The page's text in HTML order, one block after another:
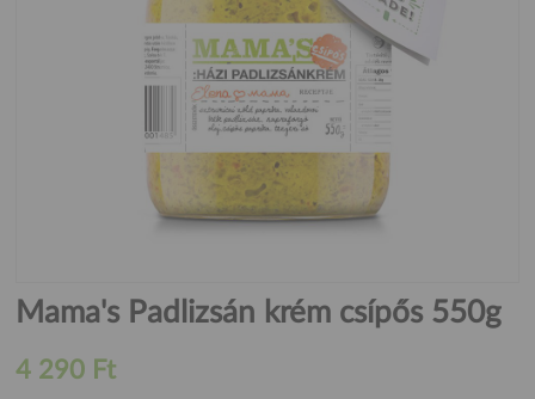
Mama's Padlizsán krém csípős 550g
4 290 Ft